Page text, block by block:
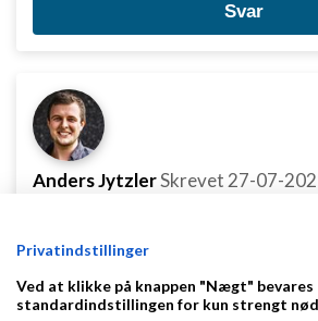
Svar
Anders JytzlerSkrevet 27-07-
Privatindstillinger
Ved at klikke på knappen "Nægt" bevares
standardindstillingen for kun strengt